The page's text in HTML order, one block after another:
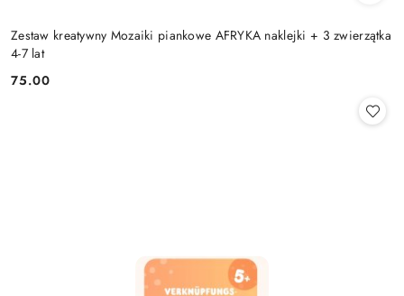
Zestaw kreatywny Mozaiki piankowe AFRYKA naklejki + 3 zwierzątka
4-7 lat
Cena:
75.00